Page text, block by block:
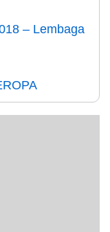
– Lembaga